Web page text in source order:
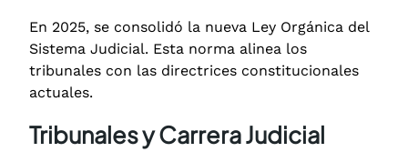
En 2025, se consolidó la nueva Ley Orgánica del
Sistema Judicial. Esta norma alinea los
tribunales con las directrices constitucionales
actuales.
Tribunales y Carrera Judicial